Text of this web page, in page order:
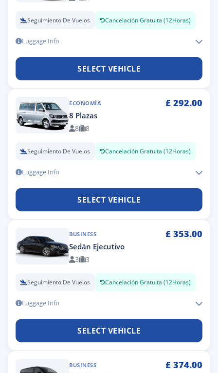
Seguimiento De Vuelos Cancelación Gratuita (12Horas)
Luggage Info
SELECT VEHICLE
ECONOMÍA £ 292.00
8 Plazas
8 8
Seguimiento De Vuelos Cancelación Gratuita (12Horas)
Luggage Info
SELECT VEHICLE
BUSINESS £ 353.00
Sedán Ejecutivo
3 3
Seguimiento De Vuelos Cancelación Gratuita (12Horas)
Luggage Info
SELECT VEHICLE
BUSINESS £ 374.00